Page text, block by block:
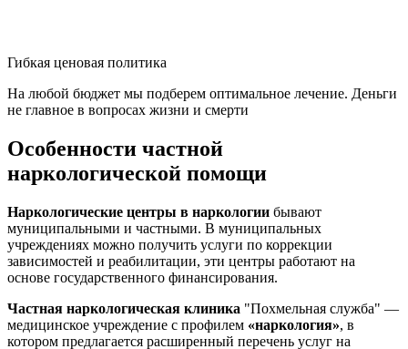
Гибкая ценовая политика
На любой бюджет мы подберем оптимальное лечение. Деньги
не главное в вопросах жизни и смерти
Особенности частной
наркологической помощи
Наркологические центры в наркологии бывают
муниципальными и частными. В муниципальных
учреждениях можно получить услуги по коррекции
зависимостей и реабилитации, эти центры работают на
основе государственного финансирования.
Частная наркологическая клиника "Похмельная служба" —
медицинское учреждение с профилем «наркология», в
котором предлагается расширенный перечень услуг на